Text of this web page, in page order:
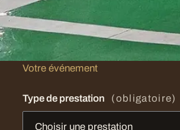
est établie sur mesure, une fois
Vous préférez la voix ?
07 85
Votre événement
Type de prestation (obligatoire)